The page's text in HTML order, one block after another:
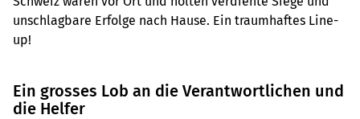
unschlagbare Erfolge nach Hause. Ein traumhaftes Line-
up!
Ein grosses Lob an die Verantwortlichen und
die Helfer